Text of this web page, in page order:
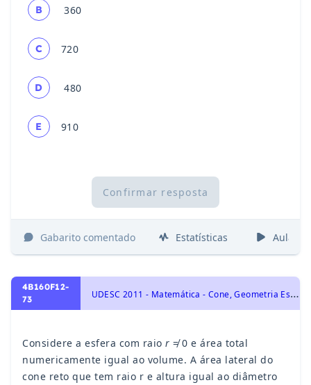
B 360
C 720
D 480
E 910
Confirmar resposta
Gabarito comentado Estatísticas Aulas
4B160F12-
73
U
DESC 2011 - Matemática - Cone, Geometria Espacial
Considere a esfera com raio r ≠ 0 e área total
numericamente igual ao volume. A área lateral do
cone reto que tem raio r e altura igual ao diâmetro